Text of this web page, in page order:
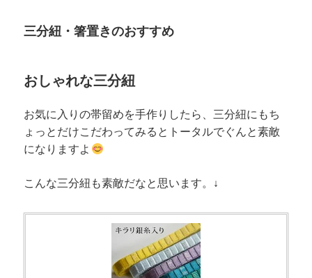
三分紐・箸置きのおすすめ
おしゃれな三分紐
お気に入りの帯留めを手作りしたら、三分紐にもち
ょっとだけこだわってみるとトータルでぐんと素敵
になりますよ
こんな三分紐も素敵だなと思います。↓